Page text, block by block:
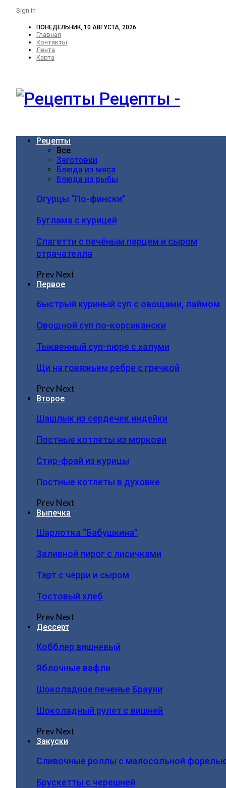
Sign in
ПОНЕДЕЛЬНИК, 10 АВГУСТА, 2026
Главная
Контакты
Лента
Карта
Рецепты -
Рецепты
Все
Заготовки
Блюда из мяса
Блюда из рыбы
Огурцы “По-фински”
Буглама с курицей
Спагетти с печёным перцем и сыром
страчателла
PrevNext
Первое
Быстрый куриный суп с овощами, лаймом
Овощной суп по-корсикански
Тыквенный суп-пюре с халуми
Щи на говяжьем ребре с гречкой
PrevNext
Второе
Шашлык из сердечек индейки
Постные котлеты из моркови
Стир-фрай из курицы
Постные котлеты в духовке
PrevNext
Выпечка
Шарлотка “Бабушкина”
Заливной пирог с лисичками
Тарт с черри и сыром
Тостовый хлеб
PrevNext
Дессерт
Кобблер вишневый
Яблочные вафли
Шоколадное печенье Брауни
Шоколадный рулет с вишней
PrevNext
Закуски
Сливочные роллы с малосольной
Брускетты с черешней